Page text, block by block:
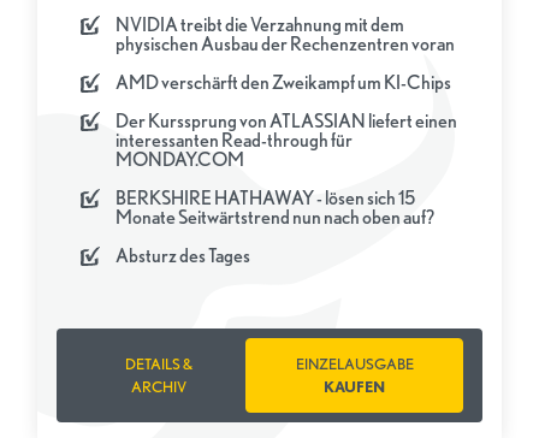
NVIDIA treibt die Verzahnung mit dem
physischen Ausbau der Rechenzentren voran
AMD verschärft den Zweikampf um KI-Chips
Der Kurssprung von ATLASSIAN liefert einen
interessanten Read-through für
MONDAY.COM
BERKSHIRE HATHAWAY - lösen sich 15
Monate Seitwärtstrend nun nach oben auf?
Absturz des Tages
DETAILS &
ARCHIV
EINZELAUSGABE
KAUFEN